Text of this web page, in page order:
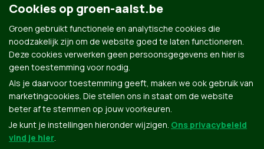
Cookies op groen-aalst.be
Groen gebruikt functionele en analytische cookies die
noodzakelijk zijn om de website goed te laten functioneren.
Deze cookies verwerken geen persoonsgegevens en hier is
geen toestemming voor nodig.
Als je daarvoor toestemming geeft, maken we ook gebruik van
marketingcookies. Die stellen ons in staat om de website
beter af te stemmen op jouw voorkeuren.
Je kunt je instellingen hieronder wijzigen. Ons privacybeleid
vind je hier.